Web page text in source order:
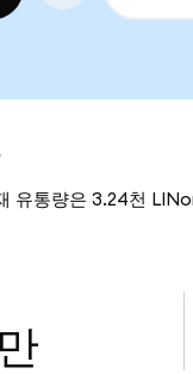
통량은 3.24천